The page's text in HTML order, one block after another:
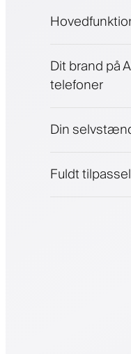
Sælg
Dit brand på
telefoner
Din
Fuldt